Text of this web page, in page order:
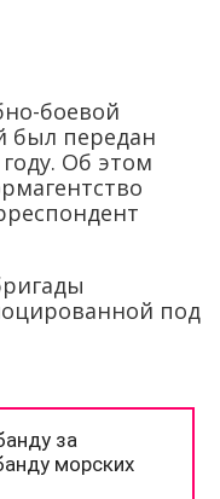
боевой
был передан
Об этом
под